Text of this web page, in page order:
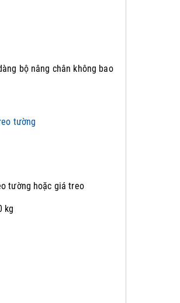
bộ nâng chân không bao
tường hoặc giá treo
kg